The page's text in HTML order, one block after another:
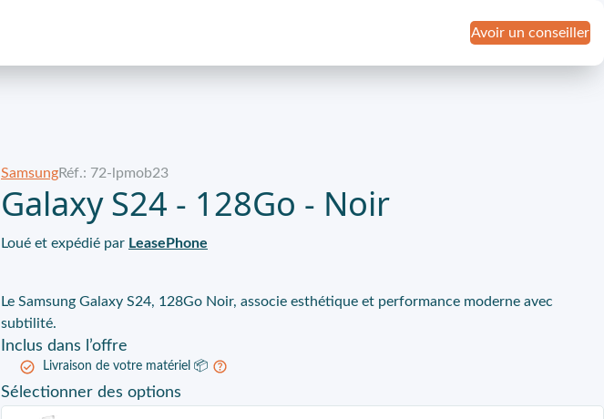
Avoir un conseiller
SamsungRéf.: 72-lpmob23
Galaxy S24 - 128Go - Noir
Loué et expédié par LeasePhone
Le Samsung Galaxy S24, 128Go Noir, associe esthétique et performance moderne avec
subtilité.
Inclus dans l’offre
Livraison de votre matériel 📦
Sélectionner des options